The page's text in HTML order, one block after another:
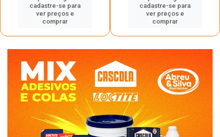
cadastre-se para
ver preços e
comprar
cadastre-se para
ver preços e
comprar